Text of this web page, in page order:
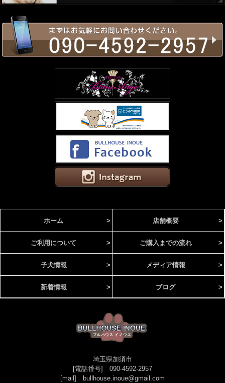
ホーム > 店舗概要 >
ご利用について > ご購入までの流れ >
子犬情報 > メディア情報 >
新着情報 > ブログ >
埼玉県加須市
[電話番号] 090-4592-2957
[mail] bullhouse.inoue@gmail.com